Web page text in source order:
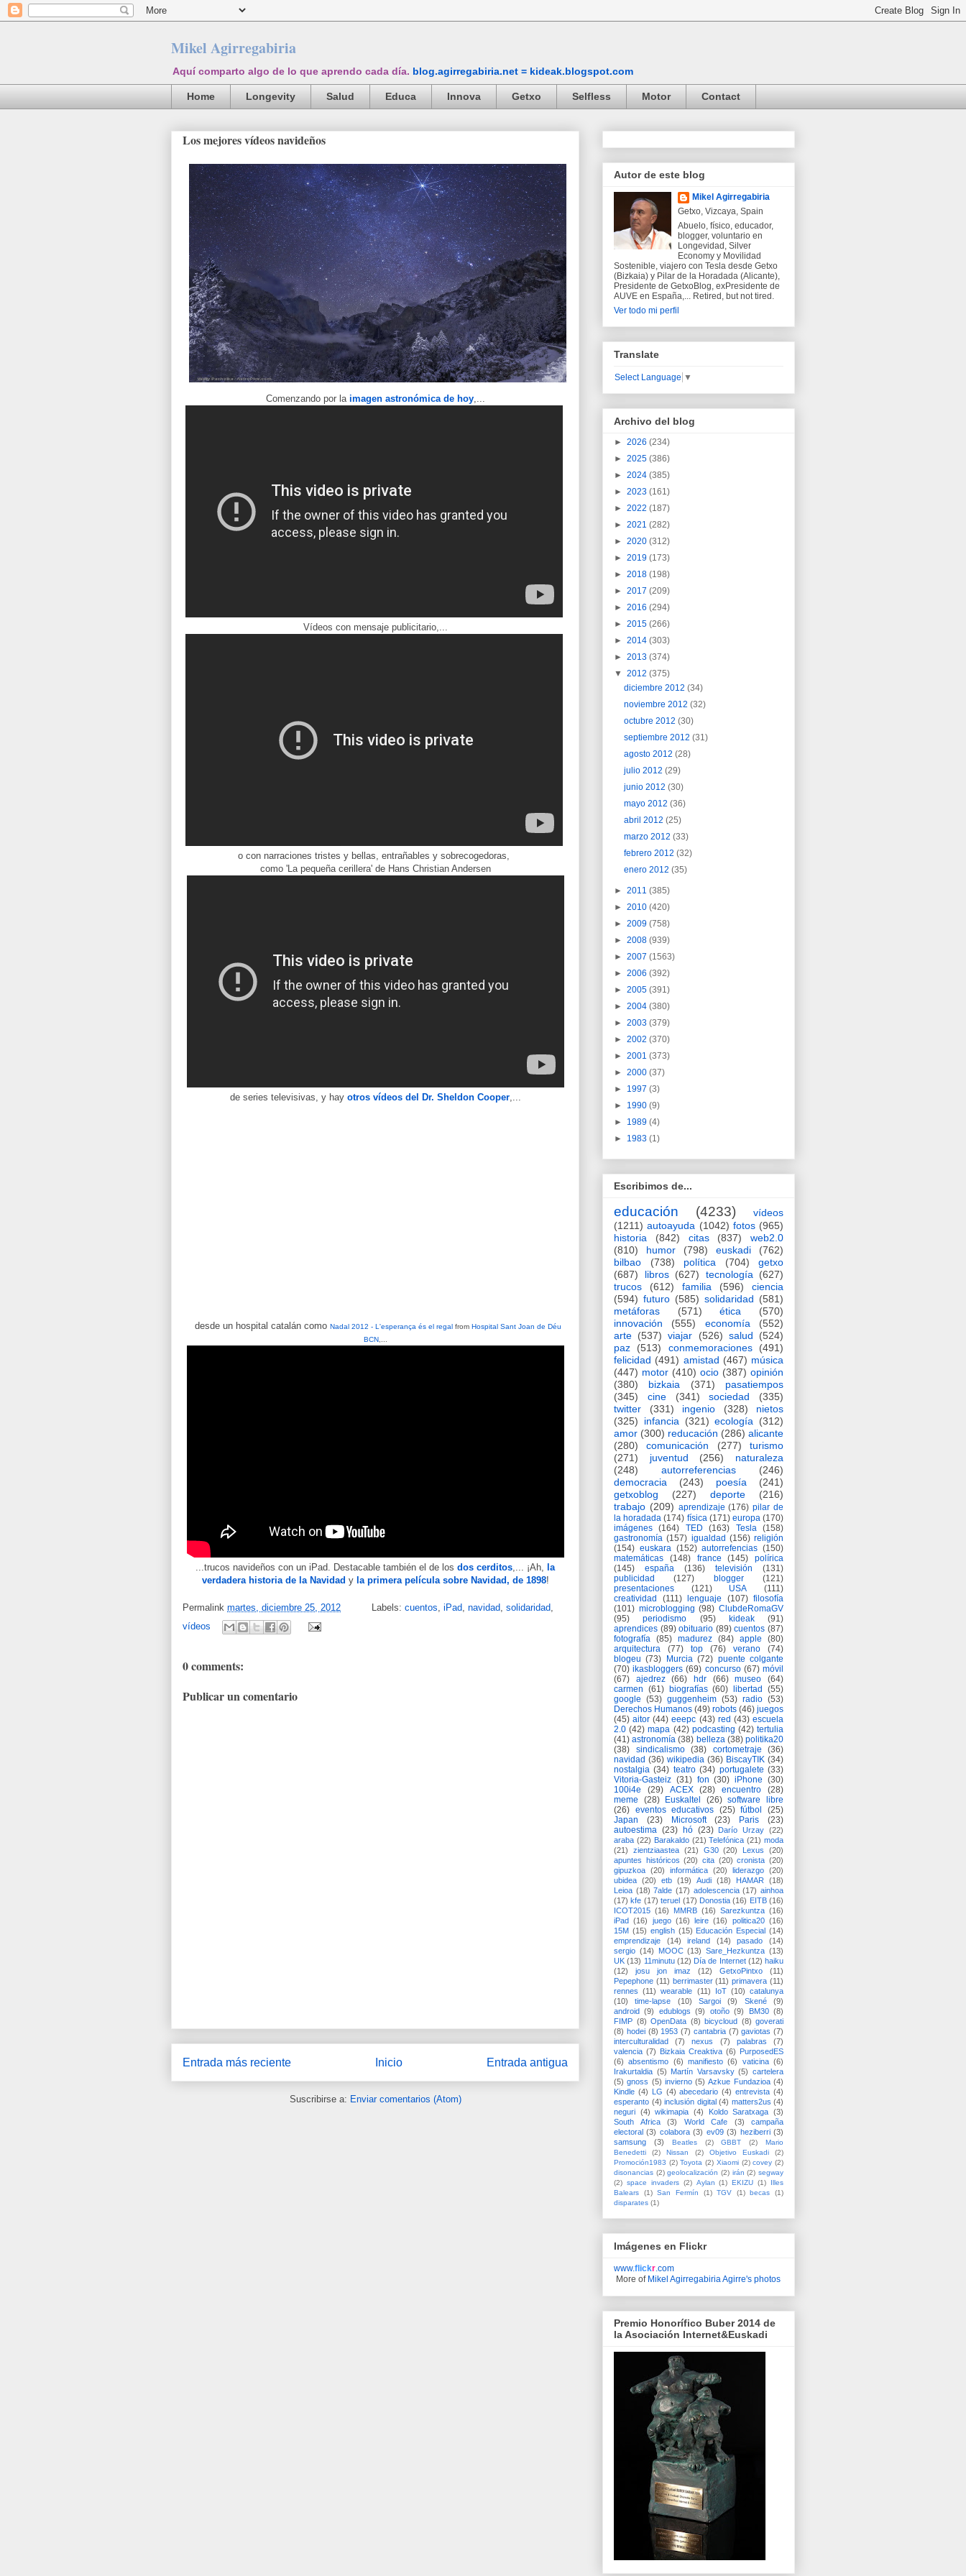
Mikel Agirregabiria
Aquí comparto algo de lo que aprendo cada día. blog.agirregabiria.net = kideak.blogspot.com
Home Longevity Salud Educa Innova Getxo Selfless Motor Contact
Los mejores vídeos navideños
Comenzando por la imagen astronómica de hoy,...
Vídeos con mensaje publicitario,...
o con narraciones tristes y bellas, entrañables y sobrecogedoras,
como 'La pequeña cerillera' de Hans Christian Andersen
de series televisivas, y hay otros vídeos del Dr. Sheldon Cooper,...
desde un hospital catalán como Nadal 2012 - L'esperança és el regal from Hospital Sant Joan de Déu
BCN,...
...trucos navideños con un iPad. Destacable también el de los dos cerditos ,... ¡Ah,
la
verdadera historia de la Navidad y la primera película sobre Navidad, de 1898!
Permalink martes, diciembre 25, 2012 Labels: cuentos, iPad, navidad, solidaridad,
vídeos
0 comments:
Publicar un comentario
Entrada más reciente Entrada antigua
Inicio
Suscribirse a: Enviar comentarios (Atom)
Autor de este blog
Mikel Agirregabiria
Getxo, Vizcaya, Spain
Abuelo, físico, educador,
blogger, voluntario en
Longevidad, Silver
Economy y Movilidad
Sostenible, viajero con Tesla desde Getxo
(Bizkaia) y Pilar de la Horadada (Alicante),
Presidente de GetxoBlog, exPresidente de
AUVE en España,... Retired, but not tired.
Ver todo mi perfil
Translate
Select Language ▼
Archivo del blog
► 2026 (234)
► 2025 (386)
► 2024 (385)
► 2023 (161)
► 2022 (187)
► 2021 (282)
► 2020 (312)
► 2019 (173)
► 2018 (198)
► 2017 (209)
► 2016 (294)
► 2015 (266)
► 2014 (303)
► 2013 (374)
▼ 2012 (375)
diciembre 2012(34)
noviembre 2012(32)
octubre 2012(30)
septiembre 2012(31)
agosto 2012(28)
julio 2012(29)
junio 2012(30)
mayo 2012(36)
abril 2012(25)
marzo 2012(33)
febrero 2012(32)
enero 2012(35)
► 2011 (385)
► 2010 (420)
► 2009 (758)
► 2008 (939)
► 2007 (1563)
► 2006 (392)
► 2005 (391)
► 2004 (380)
► 2003 (379)
► 2002 (370)
► 2001 (373)
► 2000 (37)
► 1997 (3)
► 1990 (9)
► 1989 (4)
► 1983 (1)
Escribimos de...
educación (4233)
vídeos
(1211) autoayuda (1042) fotos (965)
historia
(842) citas (837)
web2.0
(810)
humor (798) euskadi
(762)
bilbao
(738) política (704)
getxo
(687)
libros (627) tecnología
(627)
trucos
(612) familia (596)
ciencia
(594) futuro (585) solidaridad (581)
metáforas
(571) ética
(570)
innovación
(555) economía
(552)
arte (537) viajar (526) salud
(524)
paz
(513) conmemoraciones
(491)
felicidad (491) amistad (467) música
(447) motor (410) ocio (387) opinión
(380)
bizkaia (371)
pasatiempos
(345)
cine (341) sociedad
(335)
twitter
(331) ingenio (328)
nietos
(325)
infancia (321) ecología
(312)
amor (300) reducación (286) alicante
(280)
comunicación (277)
turismo
(271)
juventud (256)
naturaleza
(248)
autorreferencias
(246)
democracia
(243) poesía
(241)
getxoblog
(227) deporte
(216)
trabajo (209) aprendizaje (176) pilar de
la horadada (174) física (171) europa (170)
imágenes
(164) TED (163) Tesla
(158)
gastronomía (157) igualdad (156) religión
(154) euskara (152) autorrefencias (150)
matemáticas
(148) france (145)
polírica
(145)
españa (136) televisión
(131)
publicidad
(127) blogger
(121)
presentaciones
(121) USA
(111)
creatividad
(111) lenguaje (107) filosofía
(101) microblogging (98) ClubdeRomaGV
(95)
periodismo (95) kideak
(91)
aprendices (89) obituario (89) cuentos (87)
fotografía (85) madurez (84) apple
(80)
arquitectura
(77) top (76) verano
(74)
blogeu (73) Murcia (72) puente colgante
(70) ikasbloggers (69) concurso (67) móvil
(67)
ajedrez (66) hdr (66) museo
(64)
carmen (61) biografías (60) libertad
(55)
google (53) guggenheim (53) radio (53)
Derechos Humanos (49) robots (46) juegos
(45) aitor (44) eeepc (43) red (43) escuela
2.0 (42) mapa (42) podcasting (42) tertulia
(41) astronomía (38) belleza (38) politika20
(38)
sindicalismo (38) cortometraje
(36)
navidad (36) wikipedia (36) BiscayTIK (34)
nostalgia (34) teatro (34) portugalete (33)
Vitoria-Gasteiz (31) fon (30) iPhone (30)
100i4e
(29) ACEX (28) encuentro
(28)
meme
(28) Euskaltel (26) software libre
(26) eventos educativos (25) fútbol
(25)
Japan
(23) Microsoft (23) Paris
(23)
autoestima (23) hó (23) Darío Urzay (22)
araba (22) Barakaldo (21) Telefónica (21) moda
(21)
zientziaastea (21) G30 (20) Lexus
(20)
apuntes históricos (20) cita (20) cronista (20)
gipuzkoa (20) informática (20) liderazgo (20)
ubidea (20) etb (19) Audi (18) HAMAR
(18)
Leioa (18) 7alde (17) adolescencia (17) ainhoa
(17) kfe (17) teruel (17) Donostia (16) EITB (16)
ICOT2015 (16) MMRB (16) Sarezkuntza (16)
iPad (16) juego (16) leire (16) politica20 (16)
15M (15) english (15) Educación Especial (14)
emprendizaje
(14) ireland (14) pasado
(14)
sergio (14) MOOC (13) Sare_Hezkuntza (13)
UK (13) 11minutu (12) Día de Internet (12) haiku
(12)
josu jon imaz (12) GetxoPintxo
(11)
Pepephone (11) berrimaster (11) primavera (11)
rennes (11) wearable (11) IoT (10) catalunya
(10)
time-lapse (10) Sargoi (9) Skené
(9)
android (9) edublogs (9) otoño (9) BM30 (8)
FIMP (8) OpenData (8) bicycloud (8) goverati
(8) hodei (8) 1953 (7) cantabria (7) gaviotas (7)
interculturalidad
(7) nexus (7) palabras
(7)
valencia (7) Bizkaia Creaktiva (6) PurposedES
(6)
absentismo (6) manifiesto (6) vaticina (6)
Irakurtaldia (5) Martín Varsavsky (5) cartelera
(5) gnoss (5) invierno (5) Azkue Fundazioa (4)
Kindle (4) LG (4) abecedario (4) entrevista (4)
esperanto (4) inclusión digital (4) matters2us (4)
neguri (4) wikimapia (4) Koldo Saratxaga (3)
South Africa
(3) World Cafe (3)
campaña
electoral (3) colabora (3) ev09 (3) heziberri (3)
samsung
(3) Beatles (2) GBBT (2)
Mario
Benedetti
(2) Nissan (2) Objetivo Euskadi
(2)
Promoción1983 (2) Toyota (2) Xiaomi (2) covey (2)
disonancias (2) geolocalización (2) irán (2) segway
(2) space invaders (2) Aylan (1) EKIZU (1)
Illes
Balears
(1) San Fermín (1) TGV (1) becas
(1)
disparates (1)
Imágenes en Flickr
www.flickr .com
More of Mikel Agirregabiria Agirre's photos
Premio Honorífico Buber 2014 de
la Asociación Internet&Euskadi